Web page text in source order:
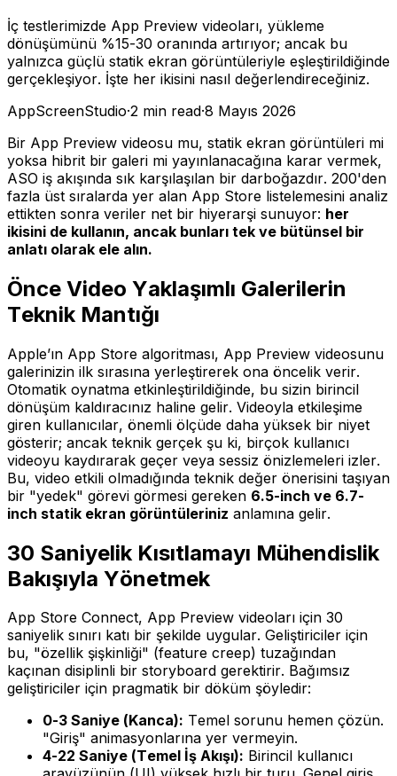
İç testlerimizde App Preview videoları, yükleme
dönüşümünü %15-30 oranında artırıyor; ancak bu
yalnızca güçlü statik ekran görüntüleriyle eşleştirildiğinde
gerçekleşiyor. İşte her ikisini nasıl değerlendireceğiniz.
AppScreenStudio·2 min read·8 Mayıs 2026
Bir App Preview videosu mu, statik ekran görüntüleri mi
yoksa hibrit bir galeri mi yayınlanacağına karar vermek,
ASO iş akışında sık karşılaşılan bir darboğazdır. 200'den
fazla üst sıralarda yer alan App Store listelemesini analiz
ettikten sonra veriler net bir hiyerarşi sunuyor: her
ikisini de kullanın, ancak bunları tek ve bütünsel bir
anlatı olarak ele alın.
Önce Video Yaklaşımlı Galerilerin
Teknik Mantığı
Apple’ın App Store algoritması, App Preview videosunu
galerinizin ilk sırasına yerleştirerek ona öncelik verir.
Otomatik oynatma etkinleştirildiğinde, bu sizin birincil
dönüşüm kaldıracınız haline gelir. Videoyla etkileşime
giren kullanıcılar, önemli ölçüde daha yüksek bir niyet
gösterir; ancak teknik gerçek şu ki, birçok kullanıcı
videoyu kaydırarak geçer veya sessiz önizlemeleri izler.
Bu, video etkili olmadığında teknik değer önerisini taşıyan
bir "yedek" görevi görmesi gereken 6.5-inch ve 6.7-
inch statik ekran görüntüleriniz anlamına gelir.
30 Saniyelik Kısıtlamayı Mühendislik
Bakışıyla Yönetmek
App Store Connect, App Preview videoları için 30
saniyelik sınırı katı bir şekilde uygular. Geliştiriciler için
bu, "özellik şişkinliği" (feature creep) tuzağından
kaçınan disiplinli bir storyboard gerektirir. Bağımsız
geliştiriciler için pragmatik bir döküm şöyledir:
0-3 Saniye (Kanca): Temel sorunu hemen çözün.
"Giriş" animasyonlarına yer vermeyin.
4-22 Saniye (Temel İş Akışı): Birincil kullanıcı